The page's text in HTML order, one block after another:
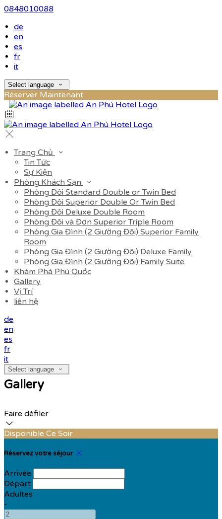
0848010088
de
en
es
fr
it
Select language
Réserver Maintenant
Trang Chủ
Tin Tức
Sự Kiện
Phòng Khách Sạn
Phòng Đôi Standard Double or Twin Bed
Phòng Đôi Superior Double Or Twin Bed
Phòng Đôi Deluxe Double Room
Phòng Đôi và Đơn Superior Triple Room
Phòng Gia Đình (2 Giường Đôi) Superior Family
Room
Phòng Gia Đình (2 Giường Đôi) Deluxe Family
Phòng Gia Đình (2 Giường Đôi) Family Suite
Khám Phá Phú Quốc
Gallery
Vị Trí
liên hệ
de
en
es
fr
it
Select language
Gallery
Faire défiler
Disponible Ce Soir
Réservez votre séjour
Arrivée
Départ
Adultes
-